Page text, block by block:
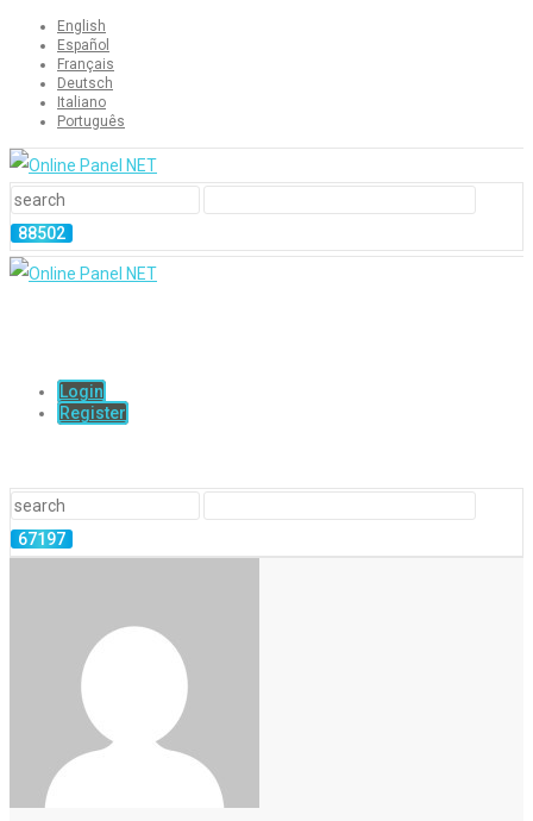
English
Español
Français
Deutsch
Italiano
Português
Login
Register